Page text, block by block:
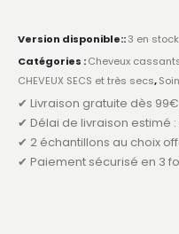
Version disponible::3 en stock
Catégories :Cheveux
CHEVEUX SECS et très secs,Soin
✔ Livraison gratuite dès
✔ Délai de livraison estimé :
✔ 2 échantillons au choix
✔ Paiement sécurisé en 3